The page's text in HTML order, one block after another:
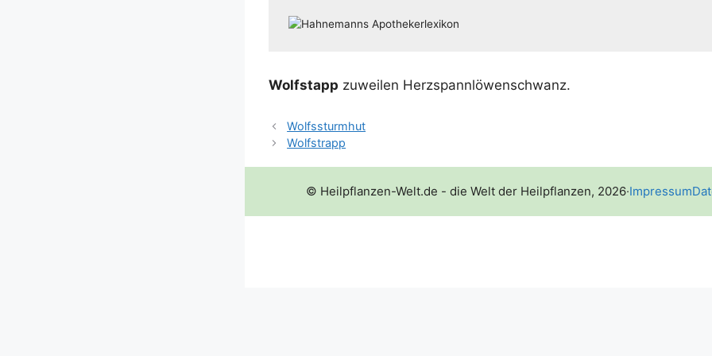
Wolf­st­app zuwei­len Herzspannlöwenschwanz.
Wolfssturmhut
Wolfstrapp
© Heilpflanzen-Welt.de - die Welt der Heilpflanzen, 2026·Impressum